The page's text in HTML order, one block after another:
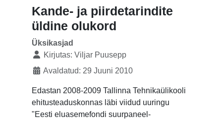
Kande- ja piirdetarindite
üldine olukord
Üksikasjad
Kirjutas: Viljar Puusepp
Avaldatud: 29 Juuni 2010
Edastan 2008-2009 Tallinna Tehnikaülikooli
ehitusteaduskonnas läbi viidud uuringu
"Eesti eluasemefondi suurpaneel-